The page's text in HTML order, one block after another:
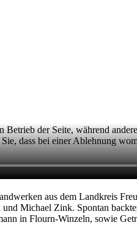
aus dem Landkreis
Michael Zink. Spontan
in Flourn-Winzeln, sowie
der Seite, während
dass bei einer Ablehnung